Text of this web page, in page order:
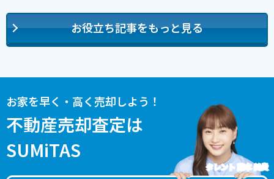
お役立ち記事をもっと見る
お家を早く・高く売却しよう！
不動産売却査定は
SUMiTAS
タレント 藤本 美貴